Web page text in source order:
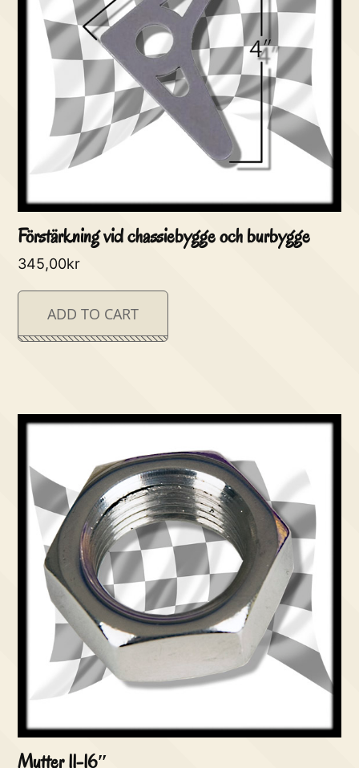
Förstärkning vid chassiebygge och burbygge
345,00kr
ADD TO CART
Mutter 11-16″